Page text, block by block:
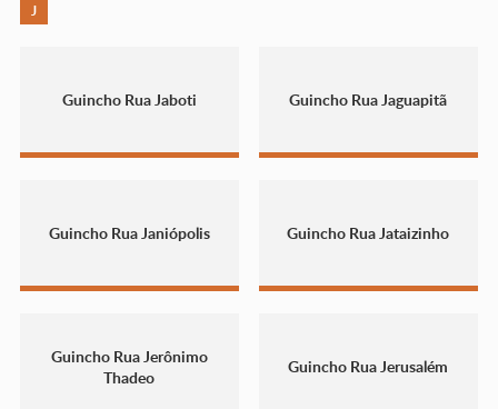
J
Guincho Rua Jaboti Guincho Rua Jaguapitã
Guincho Rua Janiópolis Guincho Rua Jataizinho
Guincho Rua Jerônimo
Thadeo
Guincho Rua Jerusalém